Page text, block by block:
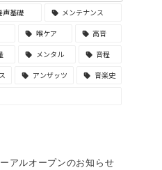
声基礎
メンテナンス
喉ケア
高音
メンタル
音程
アンザッツ
音楽史
アルオープンのお知らせ